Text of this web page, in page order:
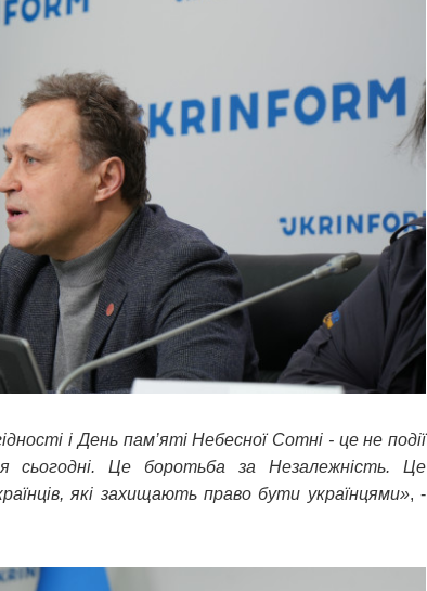
і День пам’яті Небесної Сотні - це не події
сьогодні. Це боротьба за Незалежність. Це
які захищають право бути українцями», -